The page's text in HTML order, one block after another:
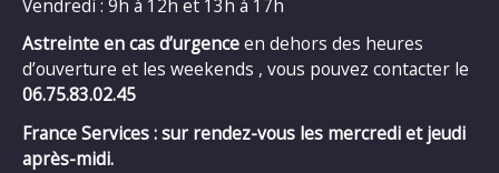
Vendredi : 9h à 12h et 13h à 17h
Astreinte en cas d’urgenceen dehors des heures
d’ouverture et les weekends , vous pouvez contacter le
06.75.83.02.45
France Services : sur rendez-vous les mercredi et jeudi
après-midi.